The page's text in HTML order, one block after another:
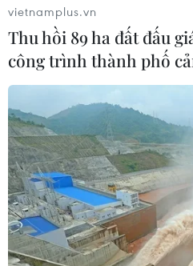
Ca sỹ Mỹ Linh.
vietnamplus.vn
Thu hồi 89 ha đất đấu
công trình thành phố